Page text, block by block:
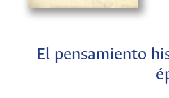
El pensamiento